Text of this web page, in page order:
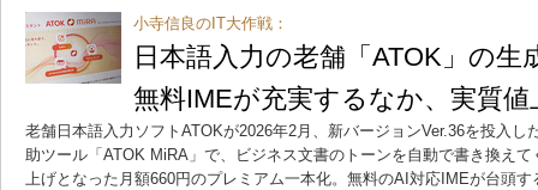
小寺信良のIT大作戦：
日本語入力の老舗「ATOK」の
無料IMEが充実するなか、実質
老舗日本語入力ソフトATOKが2026年2月、新バージョンVer.36を投入し
助ツール「ATOK MiRA」で、ビジネス文書のトーンを自動で書き換え
上げとなった月額660円のプレミアム一本化。無料のAI対応IMEが台頭